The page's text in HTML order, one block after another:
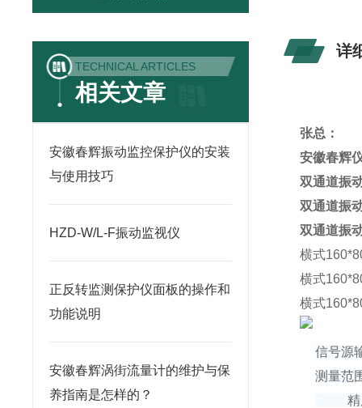
TECHNICAL ARTICLES
相关文章
安徽春辉振动监控保护仪的安装
与使用技巧
HZD-W/L-F振动监视仪
正反转监测保护仪面板的操作和
功能说明
安徽春辉涡街流量计的维护与保
养指南是怎样的？
详
张总：
安徽春辉
双通道振
双通道振
双通道振
横式
横式
横式
信号源
测量范
精度